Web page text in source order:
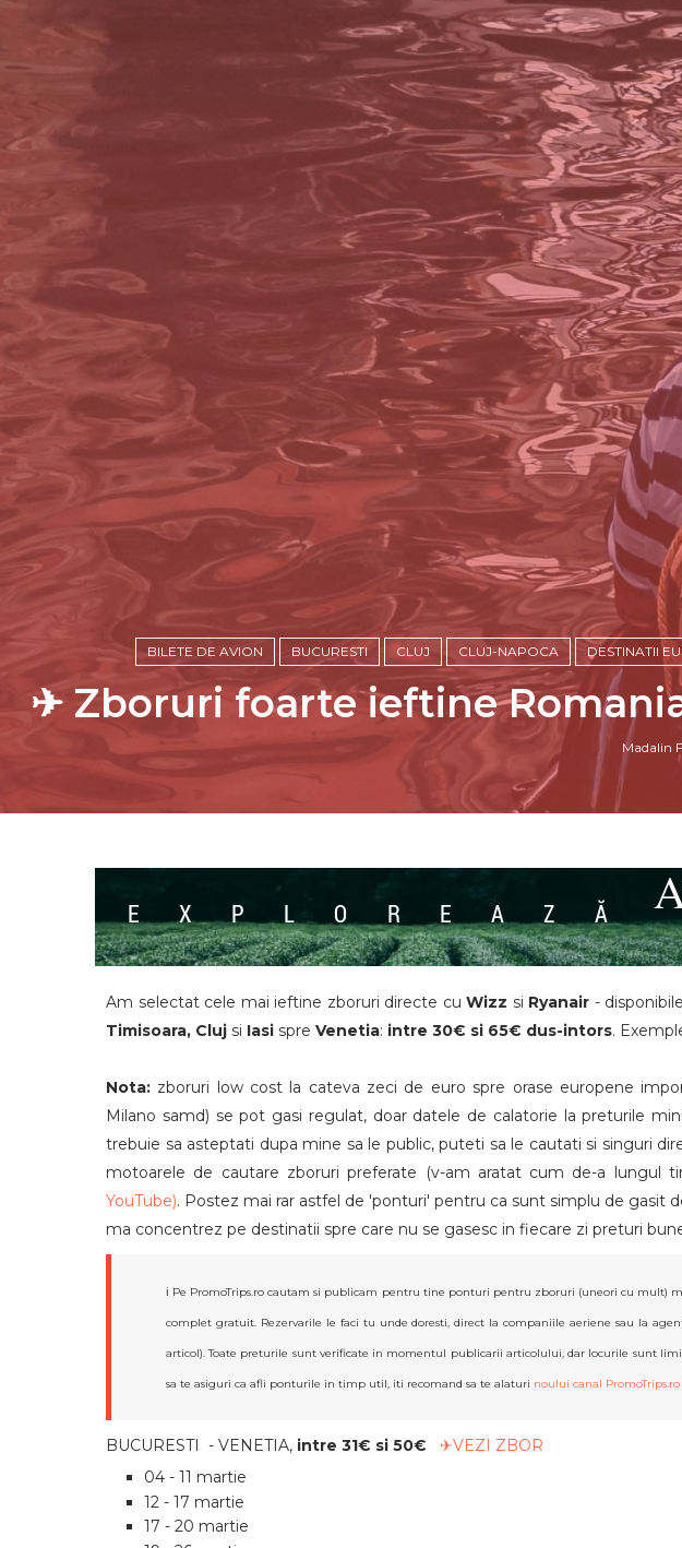
BILETE DE AVION BUCURESTI CLUJ CLUJ-NAPOCA DESTINATII
✈ Zboruri foarte ieftine
Madalin
Am selectat cele mai ieftine zboruri directe cuWizz si Ryanair -
Timisoara, Cluj si Iasi spre Venetia: intre 30€ si 65€ dus-intors.
Nota: zboruri low cost la cateva zeci de euro spre orase europene
Milano samd) se pot gasi regulat, doar datele de calatorie la preturile
trebuie sa asteptati dupa mine sa le public, puteti sa le cautati si singuri
motoarele de cautare zboruri preferate (v-am aratat cum de-a lungul
YouTube). Postez mai rar astfel de 'ponturi' pentru ca sunt simplu de gasit
ma concentrez pe destinatii spre care nu se gasesc in fiecare zi preturi
ℹ️ Pe PromoTrips.ro cautam si publicam pentru tine ponturi pentru zboruri (uneori cu mult)
complet gratuit. Rezervarile le faci tu unde doresti, direct la companiile aeriene sau la
articol). Toate preturile sunt verificate in momentul publicarii articolului, dar locurile sunt
sa te asiguri ca afli ponturile in timp util, iti recomand sa te alaturi noului canal
BUCURESTI - VENETIA, intre 31€ si 50€
✈VEZI ZBOR
04 - 11 martie
12 - 17 martie
17 - 20 martie